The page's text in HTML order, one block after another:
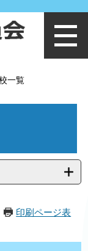
一覧
印刷ページ表